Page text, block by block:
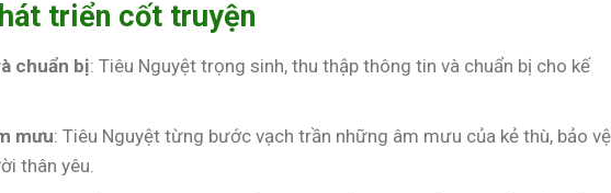
triển cốt truyện
chuẩn bị: Tiêu Nguyệt trọng sinh, thu thập thông tin và chuẩn bị cho kế
mưu: Tiêu Nguyệt từng bước vạch trần những âm mưu của kẻ thù, bảo vệ
thân yêu.